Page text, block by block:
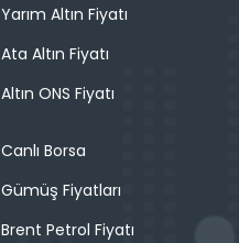
Yarım Altın Fiyatı
Ata Altın Fiyatı
Altın ONS Fiyatı
Canlı Borsa
Gümüş Fiyatları
Brent Petrol Fiyatı